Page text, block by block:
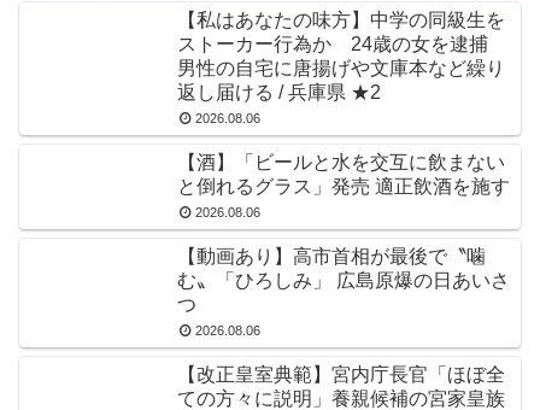
【私はあなたの味方】中学の同級生を
ストーカー行為か 24歳の女を逮捕
男性の自宅に唐揚げや文庫本など繰り
返し届ける / 兵庫県 ★2
2026.08.06
【酒】「ビールと水を交互に飲まない
と倒れるグラス」発売 適正飲酒を施す
2026.08.06
【動画あり】高市首相が最後で〝噛
む〟「ひろしみ」 広島原爆の日あいさ
つ
2026.08.06
【改正皇室典範】宮内庁長官「ほぼ全
ての方々に説明」養親候補の宮家皇族